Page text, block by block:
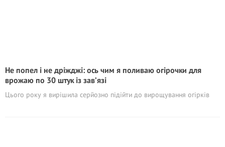
Не попел і не дріжджі: ось чим я поливаю огірочки для
врожаю по 30 штук із зав’язі
Цього року я вирішила серйозно підійти до вирощування огірків